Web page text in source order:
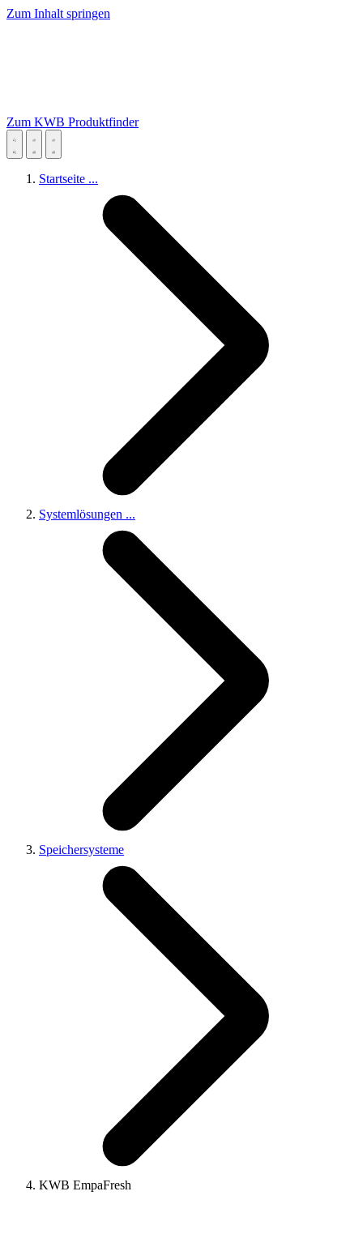
Zum Inhalt springen
Zum KWB Produktfinder
Startseite ...
Systemlösungen ...
Speichersysteme
KWB EmpaFresh